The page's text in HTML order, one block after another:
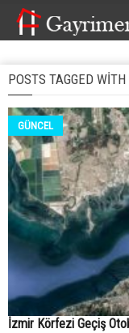
POSTS TAGGED
GÜNCEL
İzmir Körfezi Geçiş